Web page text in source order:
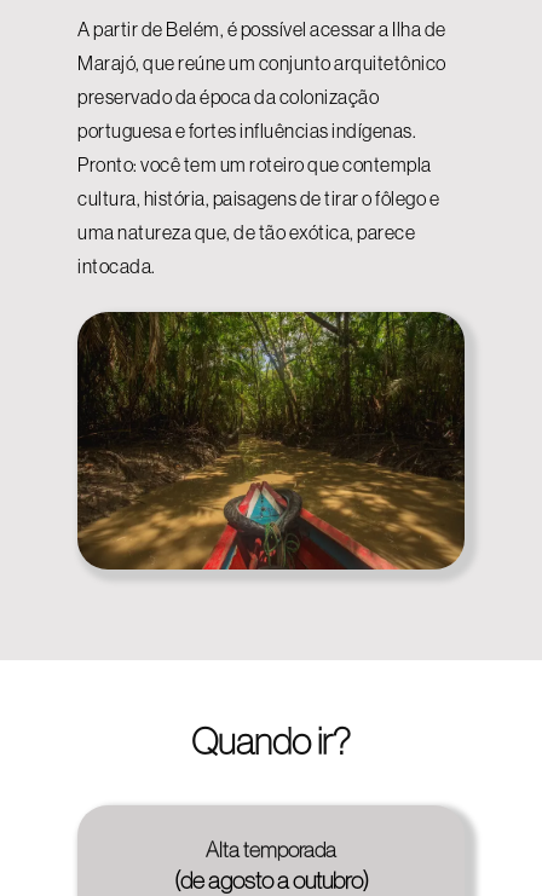
A partir de Belém, é possível acessar a Ilha de
Marajó, que reúne um conjunto arquitetônico
preservado da época da colonização
portuguesa e fortes influências indígenas.
Pronto: você tem um roteiro que contempla
cultura, história, paisagens de tirar o fôlego e
uma natureza que, de tão exótica, parece
intocada.
Quando ir?
Alta temporada
(de agosto a outubro)